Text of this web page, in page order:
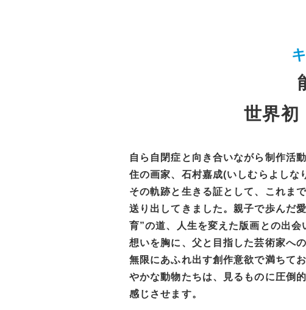
世界初
自ら自閉症と向き合いながら制作活
住の画家、石村嘉成(いしむらよしな
その軌跡と生きる証として、これま
送り出してきました。親子で歩んだ
育”の道、人生を変えた版画との出会
想いを胸に、父と目指した芸術家へ
無限にあふれ出す創作意欲で満ちて
やかな動物たちは、見るものに圧倒
感じさせます。